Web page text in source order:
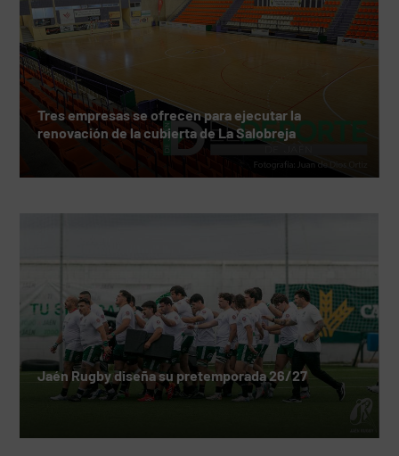
Tres empresas se ofrecen para ejecutar la
renovación de la cubierta de La Salobreja
Jaén Rugby diseña su pretemporada 26/27